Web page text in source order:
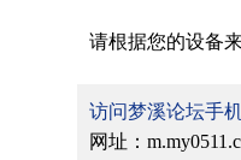
请根据您的设备
访问梦溪论坛手
网址：